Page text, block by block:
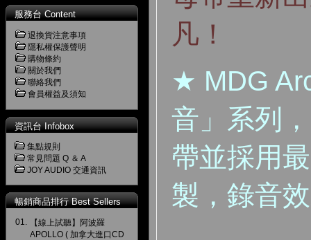
服務台 Content
退換貨注意事項
隱私權保護聲明
購物條約
關於我們
聯絡我們
會員權益及須知
資訊台 Infobox
集點規則
常見問題 Q ＆ A
JOY AUDIO 交通資訊
暢銷商品排行 Best Sellers
01.
【線上試聽】阿波羅
APOLLO ( 加拿大進口CD
凡！
★ MDG
音」系列
帶並採用
製，錄音